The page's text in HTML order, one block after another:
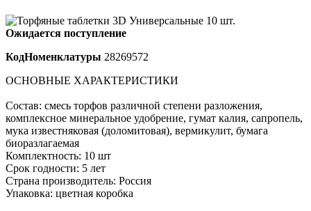
Ожидается поступление
КодНоменклатуры 28269572
ОСНОВНЫЕ ХАРАКТЕРИСТИКИ
Состав: смесь торфов различной степени разложения,
комплексное минеральное удобрение, гумат калия, сапропель,
мука известняковая (доломитовая), вермикулит, бумага
биоразлагаемая
Комплектность: 10 шт
Срок годности: 5 лет
Страна производитель: Россия
Упаковка: цветная коробка